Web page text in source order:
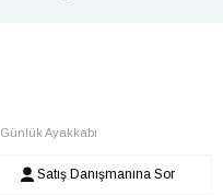
Ayakkabı
Satış Danışmanına Sor